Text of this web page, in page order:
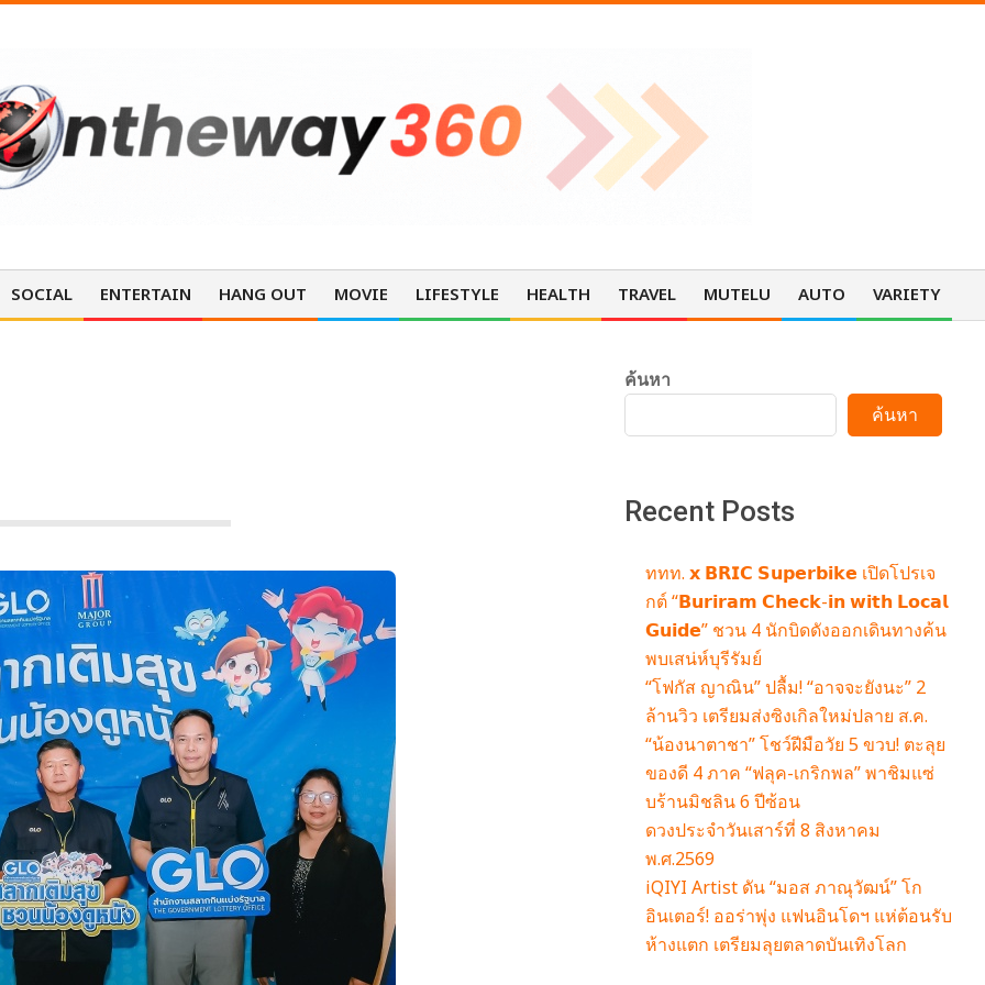
SOCIAL ENTERTAIN HANG OUT MOVIE LIFESTYLE HEALTH TRAVEL MUTELU AUTO VARIETY
ค้นหา
ค้นหา
Recent Posts
ททท. 𝘅 𝗕𝗥𝗜𝗖 𝗦𝘂𝗽𝗲𝗿𝗯𝗶𝗸𝗲 เปิดโปรเจ
กต์ “𝗕𝘂𝗿𝗶𝗿𝗮𝗺 𝗖𝗵𝗲𝗰𝗸-𝗶𝗻 𝘄𝗶𝘁𝗵 𝗟𝗼𝗰𝗮𝗹
𝗚𝘂𝗶𝗱𝗲” ชวน 4 นักบิดดังออกเดินทางค้น
พบเสน่ห์บุรีรัมย์
“โฟกัส ญาณิน” ปลื้ม! “อาจจะยังนะ” 2
ล้านวิว เตรียมส่งซิงเกิลใหม่ปลาย ส.ค.
“น้องนาตาชา” โชว์ฝีมือวัย 5 ขวบ! ตะลุย
ของดี 4 ภาค “ฟลุค-เกริกพล” พาชิมแซ่
บร้านมิชลิน 6 ปีซ้อน
ดวงประจำวันเสาร์ที่ 8 สิงหาคม
พ.ศ.2569
iQIYI Artist ดัน “มอส ภาณุวัฒน์” โก
อินเตอร์! ออร่าพุ่ง แฟนอินโดฯ แห่ต้อนรับ
ห้างแตก เตรียมลุยตลาดบันเทิงโลก